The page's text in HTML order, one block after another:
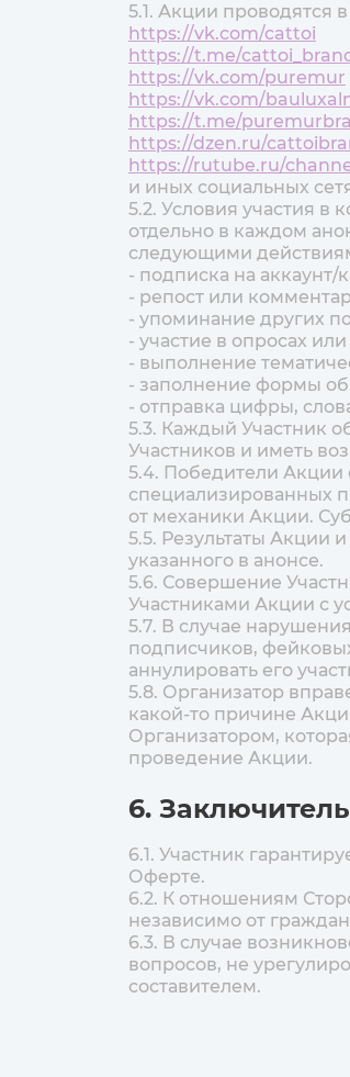
5.1. Акции проводятся
https://vk.com/cattoi
https://t.me/
https://vk.com/puremur
https://vk.com/
https://t.me/
https://dzen.ru/
https://rutube.ru/
и иных социальных
5.2. Условия участия в
отдельно в каждом
следующими
- подписка на аккаунт/
- репост или
- упоминание других
- участие в опросах или
- выполнение
- заполнение формы
- отправка цифры,
5.3. Каждый Участник
Участников и иметь
5.4. Победители Акции
специализированных
от механики Акции.
5.5. Результаты Акции
указанного в анонсе.
5.6. Совершение
Участниками Акции с
5.7. В случае
подписчиков,
аннулировать его
5.8. Организатор
какой-то причине
Организатором,
проведение Акции.
6.
6.1. Участник
Оферте.
6.2. К отношениям
независимо от
6.3. В случае
вопросов, не
составителем.